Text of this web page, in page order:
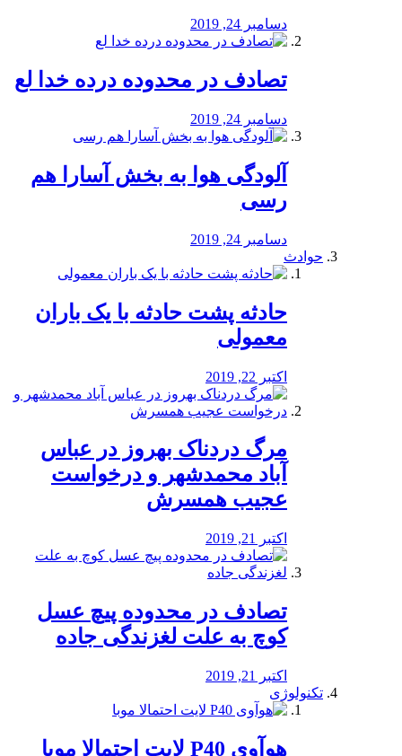
دسامبر 24, 2019
تصادف در محدوده درده خدا لع
دسامبر 24, 2019
آلودگی هوا به بخش آسارا هم
رسی
دسامبر 24, 2019
حوادث
️حادثه پشت حادثه با یک باران
معمولی
اکتبر 22, 2019
مرگ دردناک بهروز در عباس
آباد محمدشهر و درخواست
عجیب همسرش
اکتبر 21, 2019
تصادف در محدوده پیچ عسل
کوچ به علت لغزندگی جاده
اکتبر 21, 2019
تکنولوژی
هوآوی P40 لایت احتمالا موبا